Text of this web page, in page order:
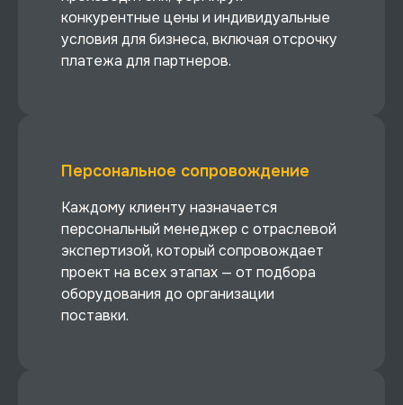
конкурентные цены и индивидуальные
условия для бизнеса, включая отсрочку
платежа для партнеров.
Персональное сопровождение
Каждому клиенту назначается
персональный менеджер с отраслевой
экспертизой, который сопровождает
проект на всех этапах — от подбора
оборудования до организации
поставки.